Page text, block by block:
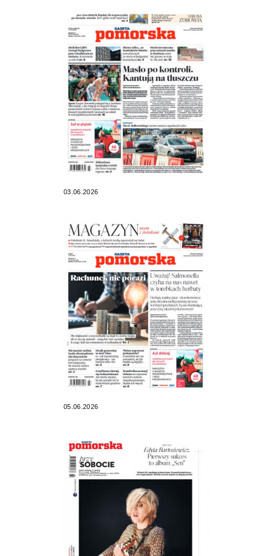
03.06.2026
05.06.2026